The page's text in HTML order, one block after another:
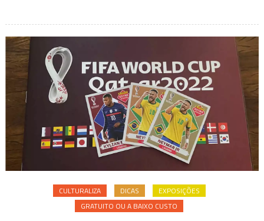
CULTURALIZA DICAS
EXPOSIÇÕES
GRATUITO OU A BAIXO CUSTO